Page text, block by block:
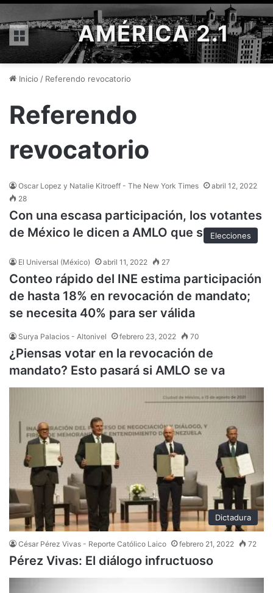
Menú AMÉRICA 2.1
Inicio / Referendo revocatorio
Referendo
revocatorio
Oscar Lopez y Natalie Kitroeff - The New York Times
abril 12, 2022
28
Con una escasa participación, los votantes
de México le dicen a AMLO que se quede
Elecciones
El Universal (México) abril 11, 2022 27
Conteo rápido del INE estima participación
de hasta 18% en revocación de mandato;
se necesita 40% para ser válida
Surya Palacios - Altonivel febrero 23, 2022 70
¿Piensas votar en la revocación de
mandato? Esto pasará si AMLO se va
Dictadura
César Pérez Vivas - Reporte Católico Laico febrero 21, 2022 72
Pérez Vivas: El diálogo infructuoso